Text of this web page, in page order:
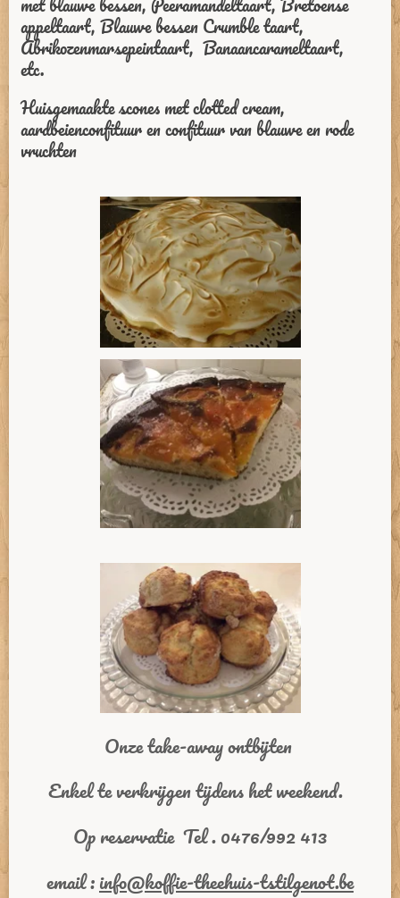
appeltaart, Blauwe bessen Crumble taart,
Abrikozenmarsepeintaart, Banaancarameltaart,
etc.
Huisgemaakte scones met clotted cream,
aardbeienconfituur en confituur van blauwe en rode
vruchten
Onze take-away ontbijten
Enkel te verkrijgen tijdens het weekend.
Op reservatie Tel . 0476/992 413
email :info@koffie-theehuis-tstilgenot.be